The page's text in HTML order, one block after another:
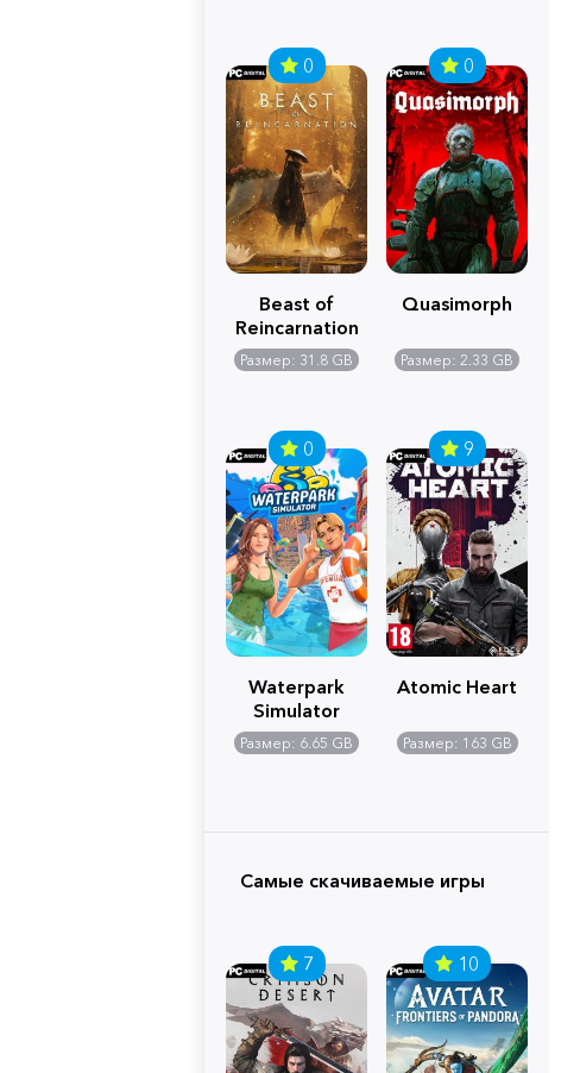
0
Beast of
Reincarnation
Размер: 31.8 GB
0
Quasimorph
Размер: 2.33 GB
0
Waterpark
Simulator
Размер: 6.65 GB
9
Atomic Heart
Размер: 163 GB
Самые скачиваемые игры
7 10